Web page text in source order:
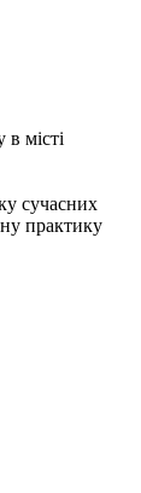
місті
сучасних
практику